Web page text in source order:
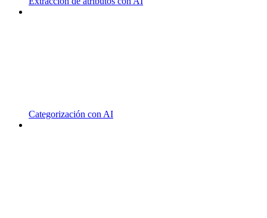
Categorización con AI